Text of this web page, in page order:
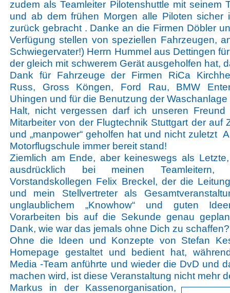
zudem als Teamleiter Pilotenshuttle mit seinem
und ab dem frühen Morgen alle Piloten sicher
zurück gebracht . Danke an die Firmen Döbler
Verfügung stellen von speziellen Fahrzeugen,
Schwiegervater!) Herrn Hummel aus Dettingen
der gleich mit schwerem Gerät ausgeholfen hat,
Dank für Fahrzeuge der Firmen RiCa
Russ, Gross Köngen, Ford Rau, BMW
Uhingen und für die Benutzung der
Halt, nicht vergessen darf ich unseren
Mitarbeiter von der Flugtechnik Stuttgart der auf
und „manpower“ geholfen hat und nicht zuletzt
Motorflugschule immer bereit stand!
Ziemlich am Ende, aber keineswegs als
ausdrücklich bei meinen
Vorstandskollegen Felix Breckel, der die
und mein Stellvertreter als
unglaublichem „Knowhow“ und guten
Vorarbeiten bis auf die Sekunde genau
Dank, wie war das jemals ohne Dich zu
Ohne die Ideen und Konzepte von Stefan
Homepage gestaltet und bedient hat,
Media -Team anführte und wieder die DvD und
machen wird, ist diese Veranstaltung nicht mehr
Markus in der Kassenorganisation,